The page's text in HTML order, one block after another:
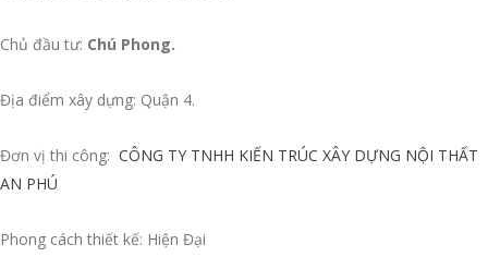
Chủ đầu tư: Chú Phong.
Địa điểm xây dựng: Quận 4.
Đơn vị thi công: CÔNG TY TNHH KIẾN TRÚC XÂY DỰNG NỘI THẤT
AN PHÚ
Phong cách thiết kế: Hiện Đại